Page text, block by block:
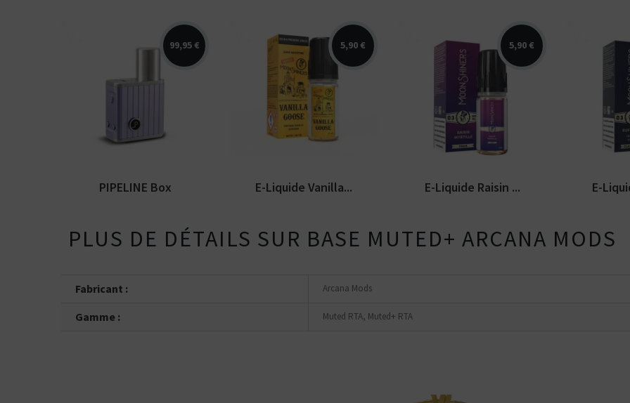
99,95 €
Le mod PIPELINE Box par
Haut de gamme,...
PIPELINE Box
5,90 €
Arômes : vanille custard
authentique. E-liquide
Moonshiners. Disponible...
E-Liquide Vanilla...
5,90 €
Arômes : raisin, myrtille,
fraicheur. E-liquide
Moonshiners. Disponible...
E-Liquide Raisin ...
Arômes :
corsé et
Bootleg
E-
PLUS DE DÉTAILS SUR BASE MUTED+ ARCANA MODS
Fabricant : Arcana Mods
Gamme : Muted RTA, Muted+ RTA